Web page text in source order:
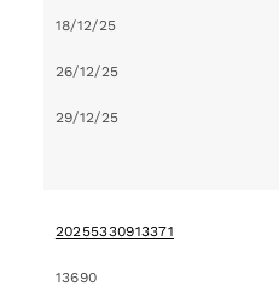
18/12/25
26/12/25
29/12/25
20255330913371
13690